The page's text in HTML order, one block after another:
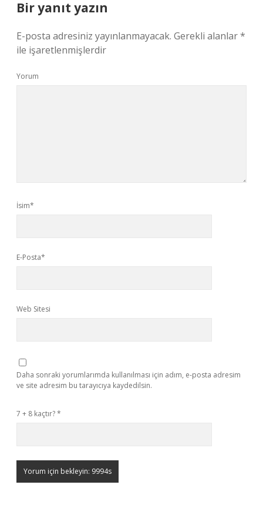
Bir yanıt yazın
E-posta adresiniz yayınlanmayacak. Gerekli alanlar*
ile işaretlenmişlerdir
Yorum
İsim*
E-Posta*
Web Sitesi
Daha sonraki yorumlarımda kullanılması için adım, e-posta adresim
ve site adresim bu tarayıcıya kaydedilsin.
7 + 8 kaçtır?*